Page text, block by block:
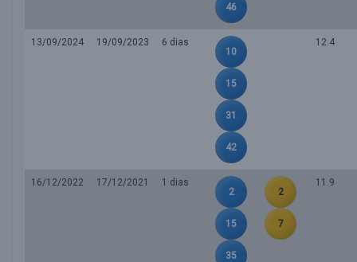
46
13/09/2024 19/09/2023
6 dias
10
15
31
42
12.4
16/12/2022 17/12/2021
1 dias
2
15
35
2
7
11.9